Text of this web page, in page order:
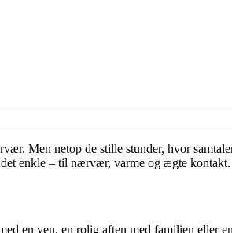
Men netop de stille stunder, hvor
enkle – til nærvær, varme og ægte kontakt.
en ven, en rolig aften med familien eller